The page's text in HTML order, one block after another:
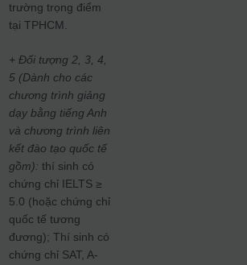
trường trọng điểm
tại TPHCM.
+ Đối tượng 2, 3, 4,
5 (Dành cho các
chương trình giảng
dạy bằng tiếng Anh
và chương trình liên
kết đào tạo quốc tế
gồm): thí sinh có
chứng chỉ IELTS ≥
5.0 (hoặc chứng chỉ
quốc tế tương
đương); Thí sinh có
chứng chỉ SAT, A-